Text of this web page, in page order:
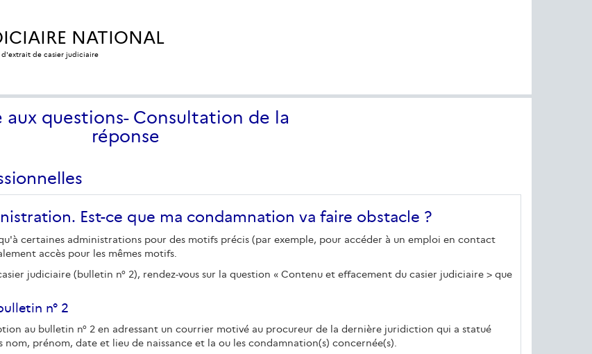
NATIONAL
de casier judiciaire
aux questions- Consultation de la
réponse
Est-ce que ma condamnation va faire obstacle ?
certaines administrations pour des motifs précis (par exemple, pour accéder à un emploi en contact
accès pour les mêmes motifs.
judiciaire (bulletin n° 2), rendez-vous sur la question « Contenu et effacement du casier judiciaire > que
n° 2
au bulletin n° 2 en adressant un courrier motivé au procureur de la dernière juridiction qui a statué
prénom, date et lieu de naissance et la ou les condamnation(s) concernée(s).